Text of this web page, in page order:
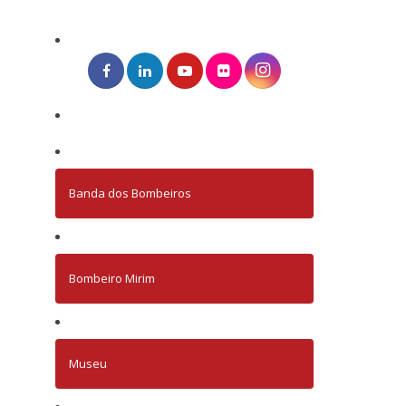
Banda dos Bombeiros
Bombeiro Mirim
Museu